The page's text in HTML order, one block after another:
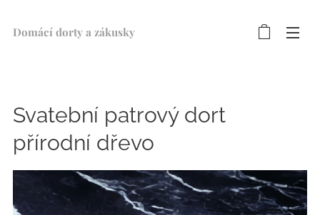
Domácí dorty a zákusky ♥
Svatební patrový dort
přírodní dřevo